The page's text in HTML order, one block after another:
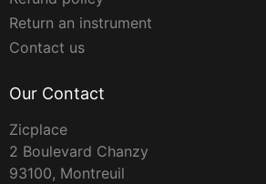
Return an instrument
Contact us
Our Contact
Zicplace
2 Boulevard Chanzy
93100, Montreuil